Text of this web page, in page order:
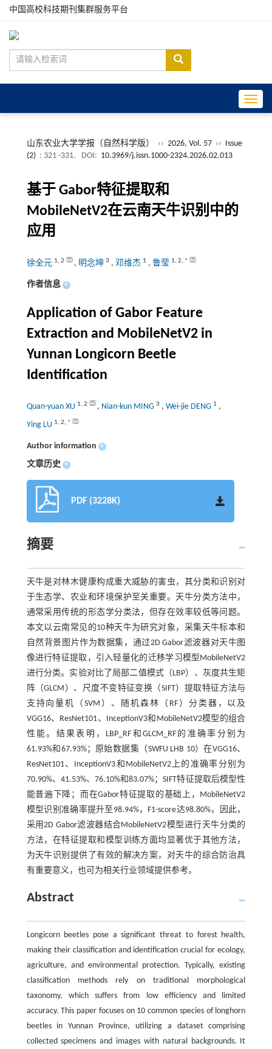
中国高校科技期刊集群服务平台
山东农业大学学报（自然科学版） ›› 2026, Vol. 57 ›› Issue
(2) : 321 -331. DOI: 10.3969/j.issn.1000-2324.2026.02.013
基于 Gabor特征提取和
MobileNetV2在云南天牛识别中的
应用
徐全元 1, 2 , 明念坤 3 , 邓维杰 1 , 鲁莹 1, 2, *
作者信息 +
Application of Gabor Feature
Extraction and MobileNetV2 in
Yunnan Longicorn Beetle
Identification
Quan-yuan XU 1, 2 , Nian-kun MING 3 , Wei-jie DENG 1 ,
Ying LU 1, 2, *
Author information +
文章历史 +
PDF (3228K)
摘要
天牛是对林木健康构成重大威胁的害虫，其分类和识别对
于生态学、农业和环境保护至关重要。天牛分类方法中，
通常采用传统的形态学分类法，但存在效率较低等问题。
本文以云南常见的10种天牛为研究对象，采集天牛标本和
自然背景图片作为数据集，通过2D Gabor滤波器对天牛图
像进行特征提取，引入轻量化的迁移学习模型MobileNetV2
进行分类。实验对比了局部二值模式（LBP）、灰度共生矩
阵（GLCM）、尺度不变特征变换（SIFT）提取特征方法与
支持向量机（SVM）、随机森林（RF）分类器，以及
VGG16、ResNet101、InceptionV3和MobileNetV2模型的组合
性能。结果表明，LBP_RF和GLCM_RF的准确率分别为
61.93%和67.93%；原始数据集（SWFU LHB 10）在VGG16、
ResNet101、InceptionV3和MobileNetV2上的准确率分别为
70.90%、41.53%、76.10%和83.07%；SIFT特征提取后模型性
能普遍下降；而在Gabor特征提取的基础上，MobileNetV2
模型识别准确率提升至98.94%，F1-score达98.80%，因此，
采用2D Gabor滤波器结合MobileNetV2模型进行天牛分类的
方法，在特征提取和模型训练方面均显著优于其他方法，
为天牛识别提供了有效的解决方案，对天牛的综合防治具
有重要意义，也可为相关行业领域提供参考。
Abstract
Longicorn beetles pose a significant threat to forest health,
making their classification and identification crucial for ecology,
agriculture, and environmental protection. Typically, existing
classification methods rely on traditional morphological
taxonomy, which suffers from low efficiency and limited
accuracy. This paper focuses on 10 common species of longhorn
beetles in Yunnan Province, utilizing a dataset comprising
collected specimens and images with natural backgrounds. It